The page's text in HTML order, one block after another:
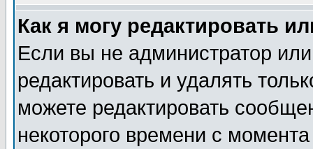
Как я могу редактировать
Если вы не администратор
редактировать и удалять
можете редактировать
некоторого времени с